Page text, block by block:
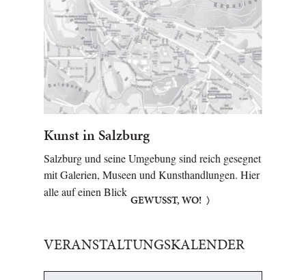
Kunst in Salzburg
Salzburg und seine Umgebung sind reich gesegnet
mit Galerien, Museen und Kunsthandlungen. Hier
alle auf einen Blick
GEWUSST, WO!
VERANSTALTUNGSKALENDER